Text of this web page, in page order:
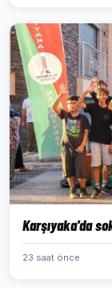
Karşıyaka'da
23 saat önce